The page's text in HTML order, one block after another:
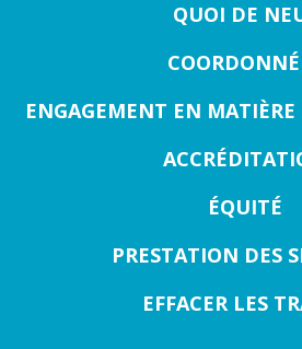
QUOI DE
ENGAGEMENT EN MATIÈRE
ÉQUITÉ
PRESTATION DES
EFFACER LES